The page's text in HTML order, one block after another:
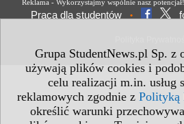
Grupa StudentNews.pl Sp. z
używają plików cookies i
celu realizacji m.in. usług
reklamowych zgodnie z Polityką
określić warunki
Reklama - Wykorzystajmy wspólnie nasz potencjał!
Praca dla studentów •